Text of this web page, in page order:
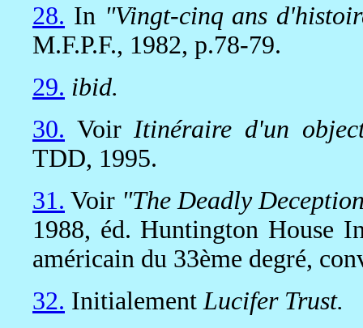
28. In "Vingt-cinq ans
M.F.P.F., 1982, p.78-79.
29. ibid.
30. VoirItinéraire d'un
TDD, 1995.
31. Voir "The Deadly
1988, éd. Huntington House
américain du 33ème degré,
32. InitialementLucifer Trust.